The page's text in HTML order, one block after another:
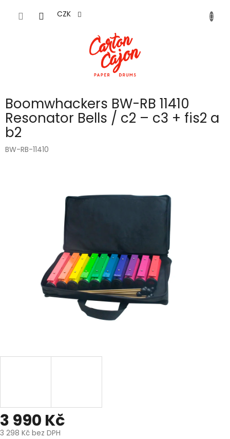
CZK
Boomwhackers BW-RB 11410
Resonator Bells / c2 – c3 + fis2 a
b2
BW-RB-11410
3 990 Kč
3 298 Kč bez DPH